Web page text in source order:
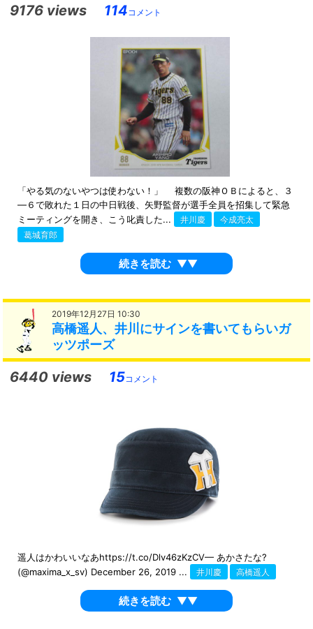
9176 views 114 コメント
「やる気のないやつは使わない！」 複数の阪神ＯＢによると、３
―６で敗れた１日の中日戦後、矢野監督が選手全員を招集して緊急
ミーティングを開き、こう叱責した...
井川慶
今成亮太
葛城育郎
続きを読む ▼▼
2019年12月27日 10:30
高橋遥人、井川にサインを書いてもらいガ
ッツポーズ
6440 views 15コメント
遥人はかわいいなあhttps://t.co/Dlv46zKzCV— あかさたな?
(@maxima_x_sv) December 26, 2019 ...
井川慶 高橋遥人
続きを読む ▼▼